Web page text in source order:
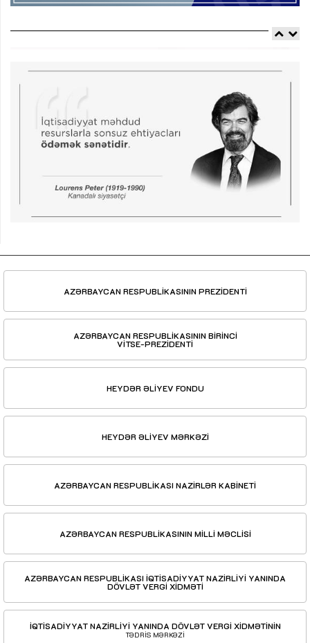
AZƏRBAYCAN RESPUBLİKASININ PREZİDENTİ
AZƏRBAYCAN RESPUBLİKASININ BİRİNCİ
VİTSE-PREZİDENTİ
HEYDƏR ƏLİYEV FONDU
HEYDƏR ƏLİYEV MƏRKƏZİ
AZƏRBAYCAN RESPUBLİKASI NAZİRLƏR KABİNETİ
AZƏRBAYCAN RESPUBLİKASININ MİLLİ MƏCLİSİ
AZƏRBAYCAN RESPUBLİKASI İQTİSADİYYAT NAZİRLİYİ YANINDA
DÖVLƏT VERGİ XİDMƏTİ
İQTİSADİYYAT NAZİRLİYİ YANINDA DÖVLƏT VERGİ XİDMƏTİNİN
TƏDRİS MƏRKƏZİ